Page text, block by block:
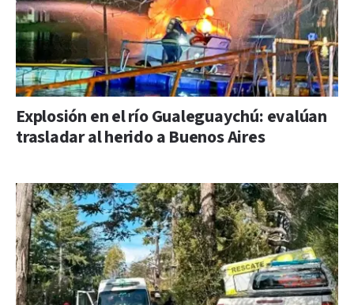
Explosión en el río Gualeguaychú: evalúan
trasladar al herido a Buenos Aires